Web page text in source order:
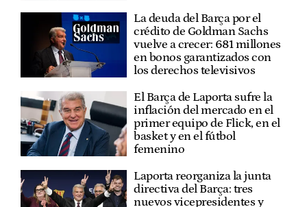
La deuda del Barça por el
crédito de Goldman Sachs
vuelve a crecer: 681 millones
en bonos garantizados con
los derechos televisivos
El Barça de Laporta sufre la
inflación del mercado en el
primer equipo de Flick, en el
basket y en el fútbol
femenino
Laporta reorganiza la junta
directiva del Barça: tres
nuevos vicepresidentes y